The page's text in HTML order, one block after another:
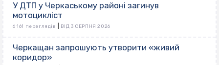
У ДТП у Черкаському районі загинув
мотоцикліст
6 161 переглядів ВІД 3 СЕРПНЯ 2026
Черкащан запрошують утворити «живий
коридор»